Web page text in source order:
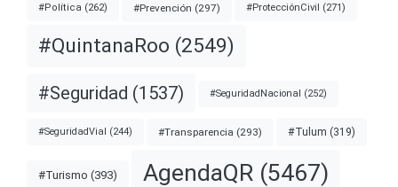
#Política (262) #Prevención (297) #ProtecciónCivil (271)
#QuintanaRoo (2549)
#Seguridad (1537) #SeguridadNacional (252)
#SeguridadVial (244) #Transparencia (293) #Tulum (319)
#Turismo (393) AgendaQR (5467)